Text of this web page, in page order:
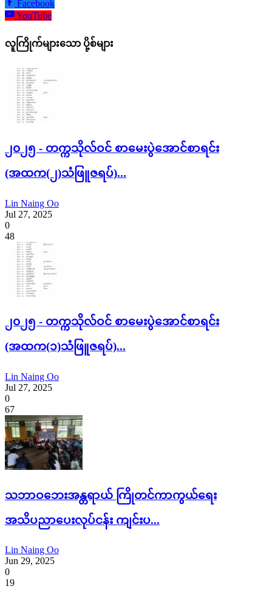
Facebook
YouTube
လူကြိုက်များသော ပို့စ်များ
၂၀၂၅ - တက္ကသိုလ်ဝင် စာမေးပွဲအောင်စာရင်း
(အထက(၂)သံဖြူဇရပ်)...
Lin Naing Oo
Jul 27, 2025
0
48
၂၀၂၅ - တက္ကသိုလ်ဝင် စာမေးပွဲအောင်စာရင်း
(အထက(၁)သံဖြူဇရပ်)...
Lin Naing Oo
Jul 27, 2025
0
67
သဘာဝဘေးအန္တရာယ် ကြိုတင်ကာကွယ်ရေး
အသိပညာပေးလုပ်ငန်း ကျင်းပ...
Lin Naing Oo
Jun 29, 2025
0
19